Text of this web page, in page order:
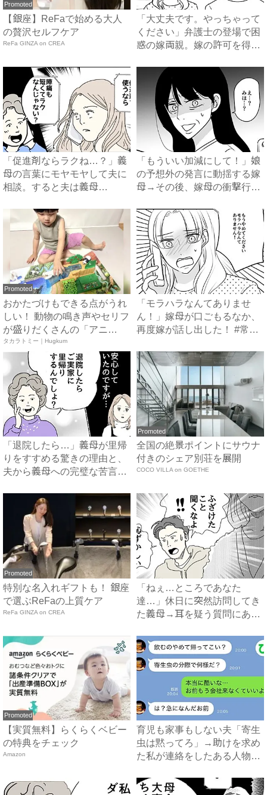
Promoted
【銀座】ReFaで始める大人
の贅沢セルフケア
ReFa GINZA on CREA
「大丈夫です。やっちゃって
ください」弁護士の登場で困
惑の嫁両親。嫁の許可を得た
「促進剤ならラクね…？」義
母の言葉にモヤモヤして夫に
相談。すると夫は義母
「もういい加減にして！」娘
の予想外の発言に動揺する嫁
母→その後、嫁母の衝撃行動
Promoted
おかたづけもできる点がうれ
しい！ 動物の鳴き声やセリフ
が盛りだくさんの「アニ
ア ...
タカラトミー｜Hugkum
「モラハラなんてありませ
ん！」嫁母が口ごもるなか、
再度嫁が話し出した！ #常識
「退院したら…」義母が里帰
りをすすめる驚きの理由と、
夫から義母への完璧な苦言
Promoted
全国の絶景ポイントにサウナ
付きのシェア別荘を展開
COCO VILLA on GOETHE
Promoted
特別な名入れギフトも！ 銀座
で選ぶReFaの上質ケア
ReFa GINZA on CREA
「ねぇ…ところであなた
達…」休日に突然訪問してき
た義母→耳を疑う質問にあ
Promoted
【実質無料】らくらくベビー
の特典をチェック
Amazon
育児も家事もしない夫「寄生
虫は黙ってろ」→助けを求め
た私が連絡をしたある人物と